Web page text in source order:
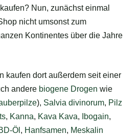
Nun, zunächst einmal
nicht umsonst zum
Kontinentes über die Jahre
kaufen dort außerdem seit einer
andere biogene Drogen wie
), Salvia divinorum, Pilz
, Kanna, Kava Kava, Ibogain,
Öl , Hanfsamen, Meskalin